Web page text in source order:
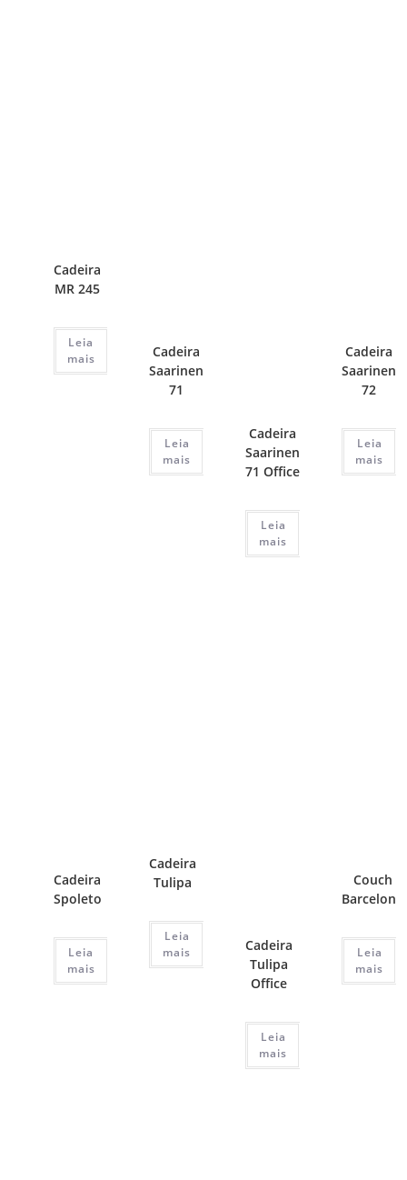
Cadeira
MR 245
Leia
mais
Cadeira
Saarinen
71
Leia
mais
Cadeira
Saarinen
71 Office
Leia
mais
Cadeira
Saarinen
72
Leia
mais
Cadeira
Spoleto
Leia
mais
Cadeira
Tulipa
Leia
mais
Cadeira
Tulipa
Office
Leia
mais
Couch
Barcelona
Leia
mais